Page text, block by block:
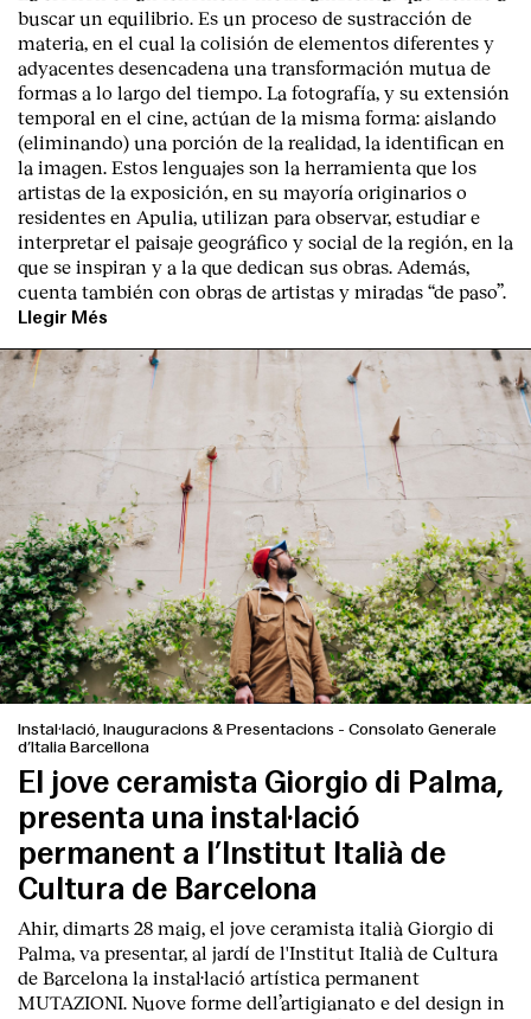
buscar un equilibrio. Es un proceso de sustracción de
materia, en el cual la colisión de elementos diferentes y
adyacentes desencadena una transformación mutua de
formas a lo largo del tiempo. La fotografía, y su extensión
temporal en el cine, actúan de la misma forma: aislando
(eliminando) una porción de la realidad, la identifican en
la imagen. Estos lenguajes son la herramienta que los
artistas de la exposición, en su mayoría originarios o
residentes en Apulia, utilizan para observar, estudiar e
interpretar el paisaje geográfico y social de la región, en la
que se inspiran y a la que dedican sus obras. Además,
cuenta también con obras de artistas y miradas “de paso”.
Llegir Més
Instal·lació, Inauguracions & Presentacions - Consolato Generale
d’Italia Barcellona
El jove ceramista Giorgio di Palma,
presenta una instal·lació
permanent a l’Institut Italià de
Cultura de Barcelona
Ahir, dimarts 28 maig, el jove ceramista italià Giorgio di
Palma, va presentar, al jardí de l'Institut Italià de Cultura
de Barcelona la instal·lació artística permanent
MUTAZIONI. Nuove forme dell’artigianato e del design in